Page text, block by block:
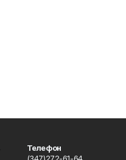
Телефон
(347)272-61-64